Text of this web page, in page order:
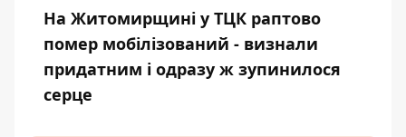
На Житомирщині у ТЦК раптово
помер мобілізований - визнали
придатним і одразу ж зупинилося
серце